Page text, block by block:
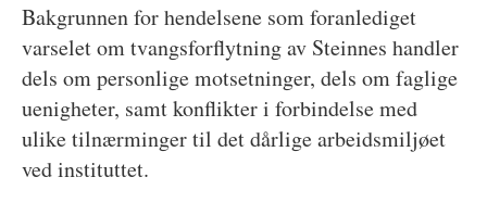
Bakgrunnen for hendelsene som foranlediget
varselet om tvangsforflytning av Steinnes handler
dels om personlige motsetninger, dels om faglige
uenigheter, samt konflikter i forbindelse med
ulike tilnærminger til det dårlige arbeidsmiljøet
ved instituttet.